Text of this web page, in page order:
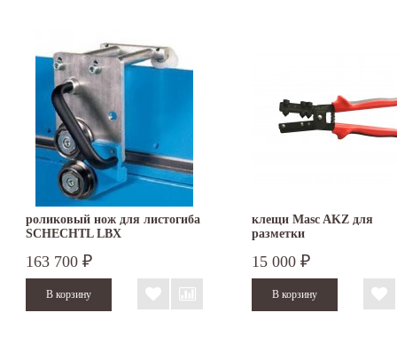
роликовый нож для листогиба
SCHECHTL LBX
163 700 ₽
клещи Masc AKZ для
разметки
15 000 ₽